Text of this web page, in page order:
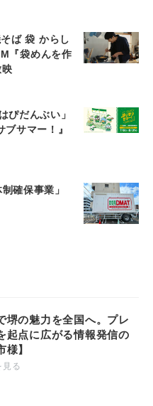
ば 袋 からし
『袋めんを作
ぴだんぶい」
サマー！』
確保事業」
堺の魅力を全国へ。プレ
起点に広がる情報発信の
】
見る